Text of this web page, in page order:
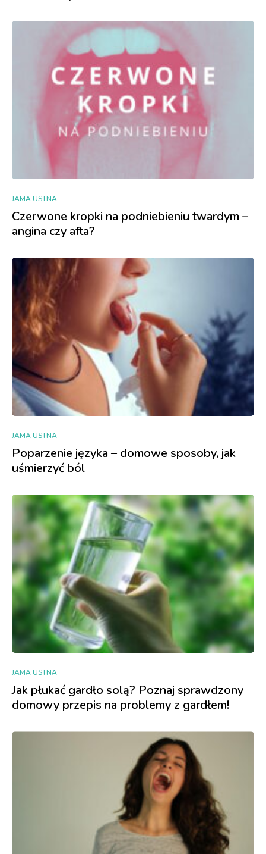
JAMA USTNA
Czerwone kropki na podniebieniu twardym –
angina czy afta?
JAMA USTNA
Poparzenie języka – domowe sposoby, jak
uśmierzyć ból
JAMA USTNA
Jak płukać gardło solą? Poznaj sprawdzony
domowy przepis na problemy z gardłem!